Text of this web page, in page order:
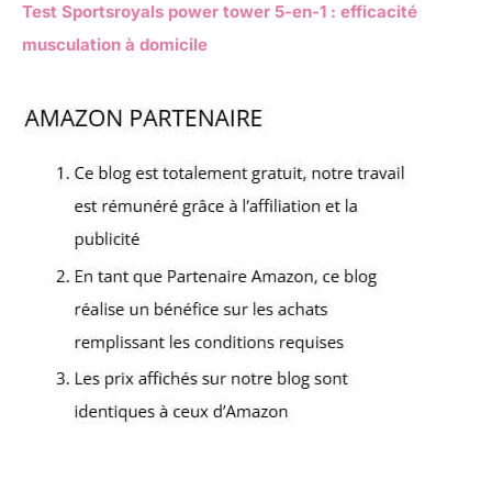
Test Sportsroyals power tower 5-en-1 : efficacité
musculation à domicile